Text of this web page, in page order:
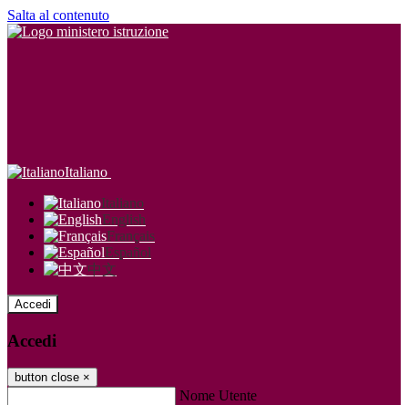
Salta al contenuto
Italiano
Italiano
English
Français
Español
中文
Accedi
Accedi
button close ×
Nome Utente